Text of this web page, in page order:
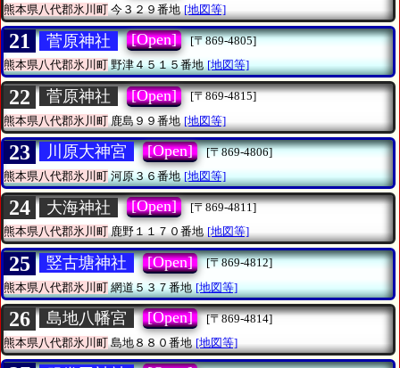
熊本県八代郡氷川町 今３２９番地 [地図等]
21 菅原神社 [Open]
[〒869-4805]
熊本県八代郡氷川町野津４５１５番地 [地図等]
22 菅原神社 [Open]
[〒869-4815]
熊本県八代郡氷川町 鹿島９９番地 [地図等]
23 川原大神宮 [Open]
[〒869-4806]
熊本県八代郡氷川町河原３６番地 [地図等]
24 大海神社 [Open]
[〒869-4811]
熊本県八代郡氷川町鹿野１１７０番地 [地図等]
25 竪古塘神社 [Open]
[〒869-4812]
熊本県八代郡氷川町網道５３７番地 [地図等]
26 島地八幡宮 [Open]
[〒869-4814]
熊本県八代郡氷川町 島地８８０番地 [地図等]